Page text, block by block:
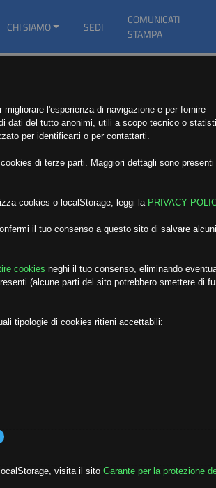
CHI SIAMO SEDI
COMUNICATI
STAMPA
l'esperienza di navigazione e per fornire
dati del tutto anonimi, utili a scopo tecnico o
per identificarti o per contattarti.
di terze parti. Maggiori dettagli sono
cookies o localStorage, leggi la PRIVACY
il tuo consenso a questo sito di salvare
cookies neghi il tuo consenso, eliminando
(alcune parti del sito potrebbero smettere di
tipologie di cookies ritieni accettabili:
visita il sito Garante per la protezione